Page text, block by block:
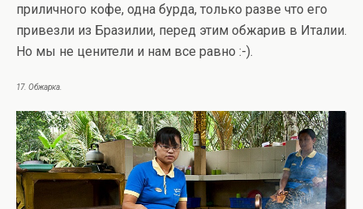
приличного кофе, одна бурда, только разве что его
привезли из Бразилии, перед этим обжарив в Италии.
Но мы не ценители и нам все равно :-).
17. Обжарка.